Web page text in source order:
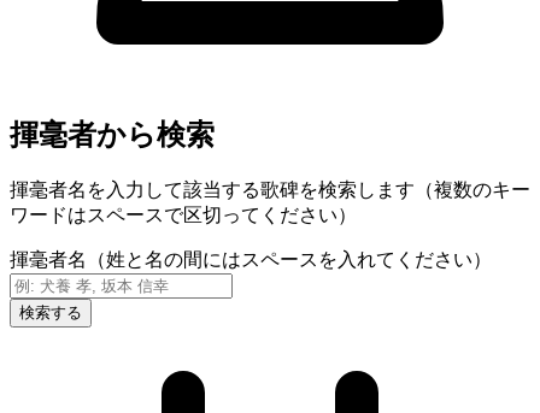
揮毫者から検索
揮毫者名を入力して該当する歌碑を検索します（複数のキー
ワードはスペースで区切ってください）
揮毫者名（姓と名の間にはスペースを入れてください）
検索する